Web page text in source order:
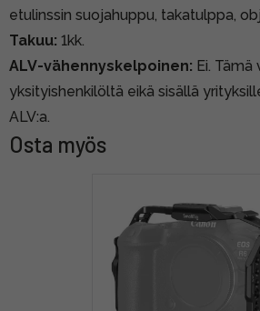
etulinssin suojahuppu, takatulppa,
Takuu: 1kk.
ALV-vähennyskelpoinen: Ei.
yksityishenkilöltä eikä sisällä
ALV:a.
Osta myös